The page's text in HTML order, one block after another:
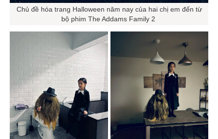
Chủ đề hóa trang Halloween năm nay của hai chị em đến từ
bộ phim The Addams Family 2